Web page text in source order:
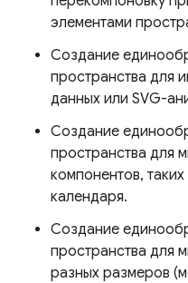
элементами
Создание
пространства для
данных или SVG-
Создание
пространства для
компонентов,
календаря.
Создание
пространства для
разных размеров